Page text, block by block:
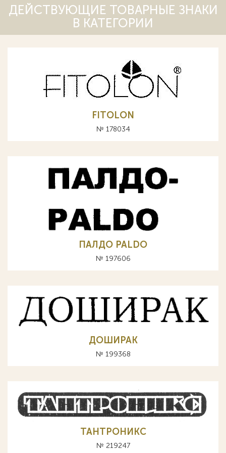
ДЕЙСТВУЮЩИЕ ТОВАРНЫЕ ЗНАКИ
В КАТЕГОРИИ
FITOLON
№ 178034
ПАЛДО PALDO
№ 197606
ДОШИРАК
№ 199368
ТАНТРОНИКС
№ 219247